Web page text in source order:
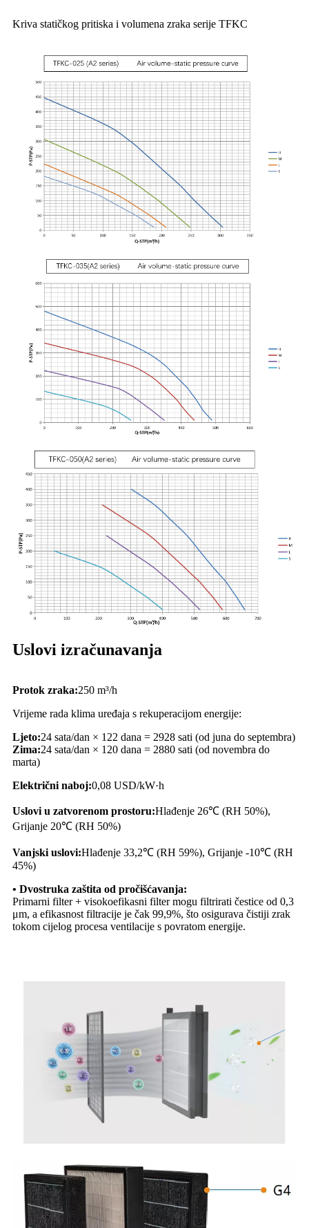
Kriva statičkog pritiska i volumena zraka serije TFKC
Uslovi izračunavanja
Protok zraka:250 m³/h
Vrijeme rada klima uređaja s rekuperacijom energije:
Ljeto:24 sata/dan × 122 dana = 2928 sati (od juna do septembra)
Zima:24 sata/dan × 120 dana = 2880 sati (od novembra do
marta)
Električni naboj:0,08 USD/kW·h
Uslovi u zatvorenom prostoru:Hlađenje 26℃ (RH 50%),
Grijanje 20℃ (RH 50%)
Vanjski uslovi:Hlađenje 33,2℃ (RH 59%), Grijanje -10℃ (RH
45%)
• Dvostruka zaštita od pročišćavanja:
Primarni filter + visokoefikasni filter mogu filtrirati čestice od 0,3
μm, a efikasnost filtracije je čak 99,9%, što osigurava čistiji zrak
tokom cijelog procesa ventilacije s povratom energije.